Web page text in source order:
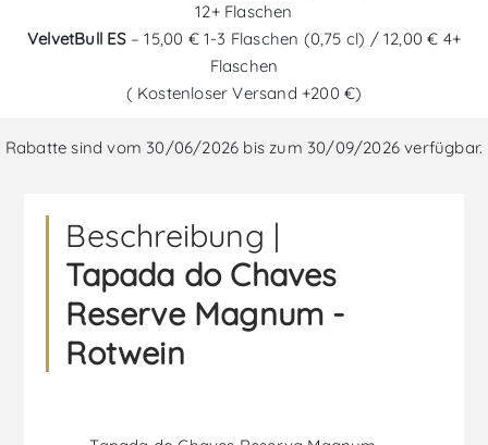
12+ Flaschen
VelvetBull ES– 15,00 € 1-3 Flaschen (0,75 cl) / 12,00 € 4+
Flaschen
( Kostenloser Versand +200 €)
Rabatte sind vom 30/06/2026 bis zum 30/09/2026 verfügbar.
Beschreibung |
Tapada do Chaves
Reserve Magnum -
Rotwein